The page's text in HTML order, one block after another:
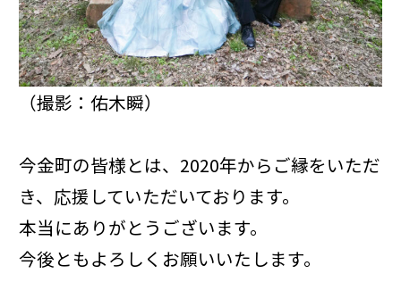
（撮影：佑木瞬）
今金町の皆様とは、2020年からご縁をいただ
き、応援していただいております。
本当にありがとうございます。
今後ともよろしくお願いいたします。